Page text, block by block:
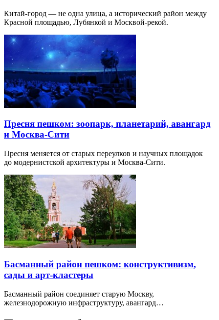
Китай-город — не одна улица, а исторический район между
Красной площадью, Лубянкой и Москвой-рекой.
Пресня пешком: зоопарк, планетарий, авангард
и Москва-Сити
Пресня меняется от старых переулков и научных площадок
до модернистской архитектуры и Москва-Сити.
Басманный район пешком: конструктивизм,
сады и арт-кластеры
Басманный район соединяет старую Москву,
железнодорожную инфраструктуру, авангард…